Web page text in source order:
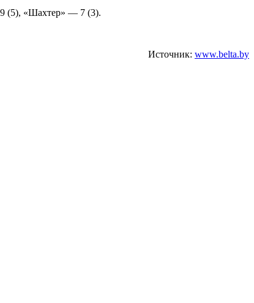
(5), «Шахтер» — 7 (3).
Источник: www.belta.by